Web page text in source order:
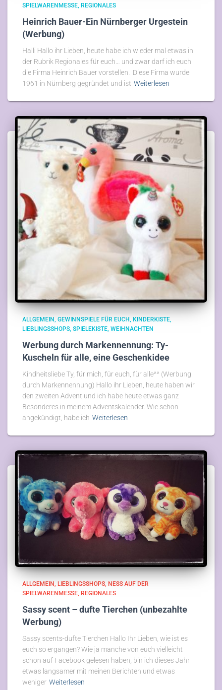
SPIELWARENMESSE REGIONALES
Heinrich Bauer-Ein Nürnberger Urgestein
(Werbung)
Halli Hallo ihr Lieben, heute habe ich wieder mal etwas in
der Rubrik Regionales für euch… und zwar darf ich euch
die Firma Heinrich Bauer vorstellen. Diese Firma wurde
1961 in Nürnberg gegründet und ist Weiterlesen
ALLGEMEIN GEWINNSPIELE FÜR EUCH
KINDERKISTE
LIEBLINGSSHOPS SPIELEKISTE WEIHNACHTEN
Werbung durch Markennennung: Ty-
Kuscheln für alle, eine Geschenkidee
Kindheitsliebe Ty, für mich, für euch, für alle^^ (Werbung
durch Markennennung) Hallo ihr Lieben, heute haben wir
den zweiten Advent und ich habe heute etwas ganz
Besonderes in meinem Adventskalender. Wie schon
angekündigt, habe ich Weiterlesen
ALLGEMEIN LIEBLINGSSHOPS NESS AUF DER
SPIELWARENMESSE REGIONALES
Sassy scent – dufte Tierchen (unbezahlte
Werbung)
Sassy scents-dufte Tierchen Hallo Ihr Lieben, wie ist es
euch so ergangen? Wie ja manche von euch vielleicht
schon auf Facebook gelesen haben, bin ich dieses Jahr
etwas langsamer mit meinen Berichten und etwas
weniger Weiterlesen